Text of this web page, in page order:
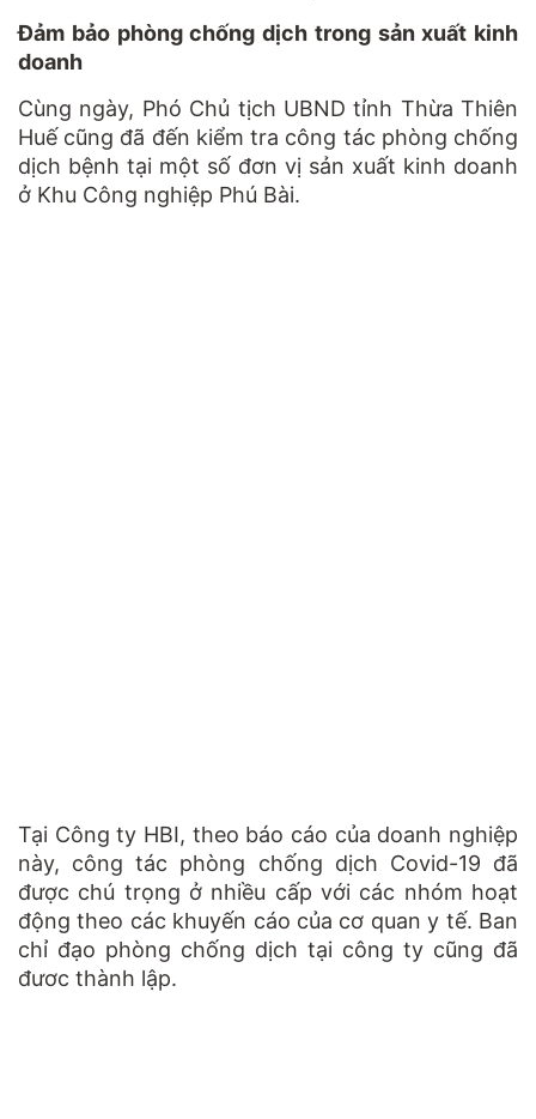
Đảm bảo phòng chống dịch trong sản xuất kinh
doanh
Cùng ngày, Phó Chủ tịch UBND tỉnh Thừa Thiên
Huế cũng đã đến kiểm tra công tác phòng chống
dịch bệnh tại một số đơn vị sản xuất kinh doanh
ở Khu Công nghiệp Phú Bài.
Tại Công ty HBI, theo báo cáo của doanh nghiệp
này, công tác phòng chống dịch Covid-19 đã
được chú trọng ở nhiều cấp với các nhóm hoạt
động theo các khuyến cáo của cơ quan y tế. Ban
chỉ đạo phòng chống dịch tại công ty cũng đã
đươc thành lập.